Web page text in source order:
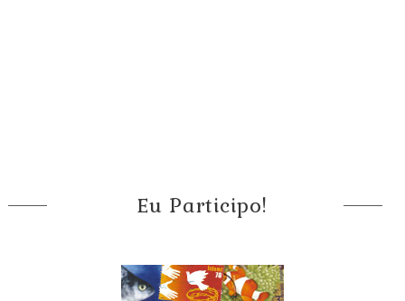
Eu Participo!